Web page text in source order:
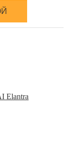
Elantra